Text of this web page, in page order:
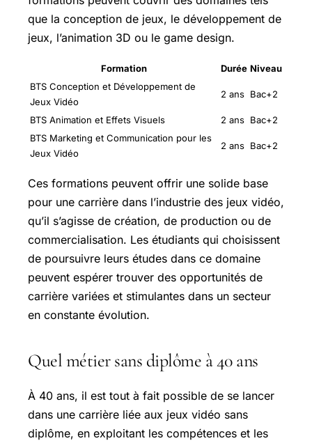
que la conception de jeux, le développement de
jeux, l’animation 3D ou le game design.
Formation Durée Niveau
BTS Conception et Développement de
Jeux Vidéo
2 ans Bac+2
BTS Animation et Effets Visuels 2 ans Bac+2
BTS Marketing et Communication pour les
Jeux Vidéo
2 ans Bac+2
Ces formations peuvent offrir une solide base
pour une carrière dans l’industrie des jeux vidéo,
qu’il s’agisse de création, de production ou de
commercialisation. Les étudiants qui choisissent
de poursuivre leurs études dans ce domaine
peuvent espérer trouver des opportunités de
carrière variées et stimulantes dans un secteur
en constante évolution.
Quel métier sans diplôme à 40 ans
À 40 ans, il est tout à fait possible de se lancer
dans une carrière liée aux jeux vidéo sans
diplôme, en exploitant les compétences et les